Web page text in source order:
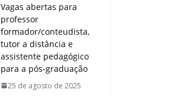
Vagas abertas para
professor
formador/conteudista,
tutor a distância e
assistente pedagógico
para a pós-graduação
25 de agosto de 2025